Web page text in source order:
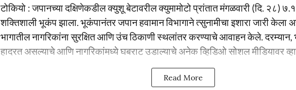
टोकियो : जपानच्या दक्षिणेकडील क्युशू बेटावरील क्युमामोटो प्रांतात मंगळवारी (दि. २८)
शक्तिशाली भूकंप झाला. भूकंपानंतर जपान हवामान विभागाने त्सुनामीचा इशारा जारी केला
भागातील नागरिकांना सुरक्षित आणि उंच ठिकाणी स्थलांतर करण्याचे आवाहन केले. दरम्यान,
हादरत असल्याचे आणि नागरिकांमध्ये घबराट उडाल्याचे अनेक व्हिडिओ सोशल मीडियावर
Read More